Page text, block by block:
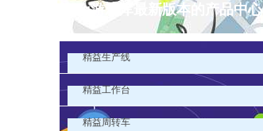
pg游戏库最新版本的产品中心
精益生产线
精益工作台
精益周转车